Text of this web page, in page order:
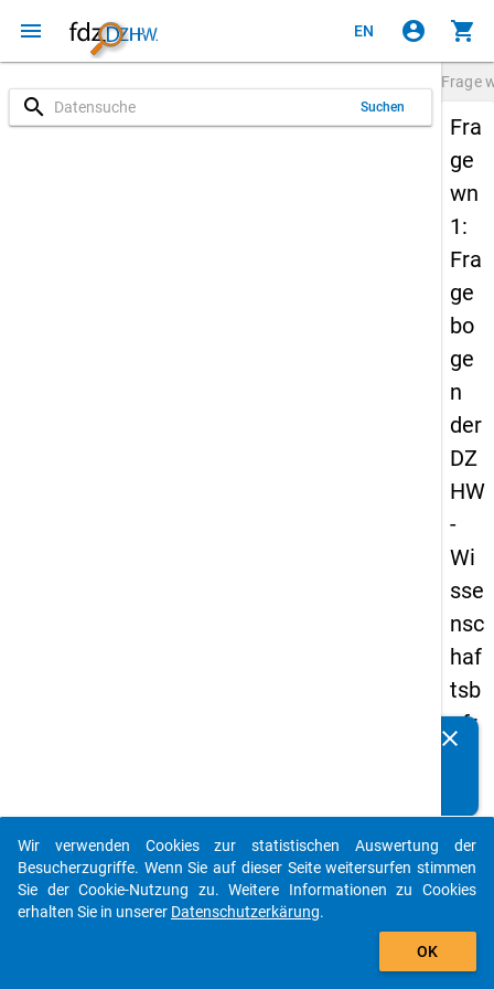
menu EN account_circle shopping_cart
search Suchen
Frage
Fra
ge
wn
1:
Fra
ge
bo
ge
n
der
DZ
HW
-
Wi
sse
nsc
haf
tsb
efr
g
20
19
Details
clear
auto_stories
add_shopping_cart
Wir verwenden Cookies zur statistischen Auswertung der
Besucherzugriffe. Wenn Sie auf dieser Seite weitersurfen stimmen
Sie der Cookie-Nutzung zu. Weitere Informationen zu Cookies
erhalten Sie in unserer Datenschutzerkärung.
OK